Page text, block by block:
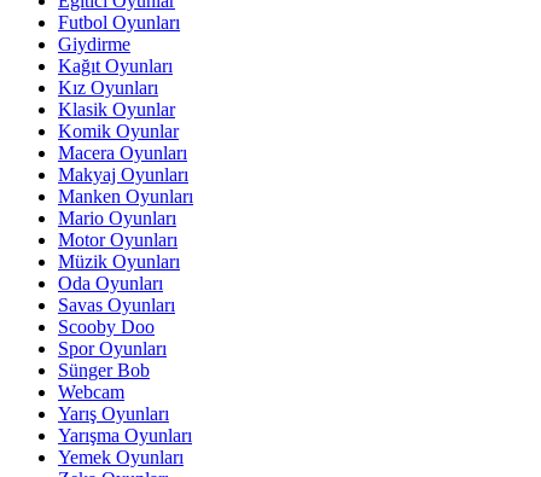
Futbol Oyunları
Giydirme
Kağıt Oyunları
Kız Oyunları
Klasik Oyunlar
Komik Oyunlar
Macera Oyunları
Makyaj Oyunları
Manken Oyunları
Mario Oyunları
Motor Oyunları
Müzik Oyunları
Oda Oyunları
Savas Oyunları
Scooby Doo
Spor Oyunları
Sünger Bob
Webcam
Yarış Oyunları
Yarışma Oyunları
Yemek Oyunları